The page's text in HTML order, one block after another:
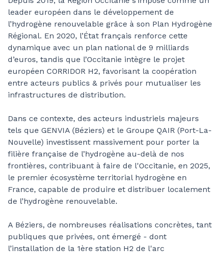
leader européen dans le développement de
l’hydrogène renouvelable grâce à son Plan Hydrogène
Régional. En 2020, l’État français renforce cette
dynamique avec un plan national de 9 milliards
d’euros, tandis que l’Occitanie intègre le projet
européen CORRIDOR H2, favorisant la coopération
entre acteurs publics & privés pour mutualiser les
infrastructures de distribution.
Dans ce contexte, des acteurs industriels majeurs
tels que GENVIA (Béziers) et le Groupe QAIR (Port-La-
Nouvelle) investissent massivement pour porter la
filière française de l’hydrogène au-delà de nos
frontières, contribuant à faire de l'Occitanie, en 2025,
le premier écosystème territorial hydrogène en
France, capable de produire et distribuer localement
de l’hydrogène renouvelable.
A Béziers, de nombreuses réalisations concrètes, tant
publiques que privées, ont émergé - dont
l’installation de la 1ère station H2 de l'arc